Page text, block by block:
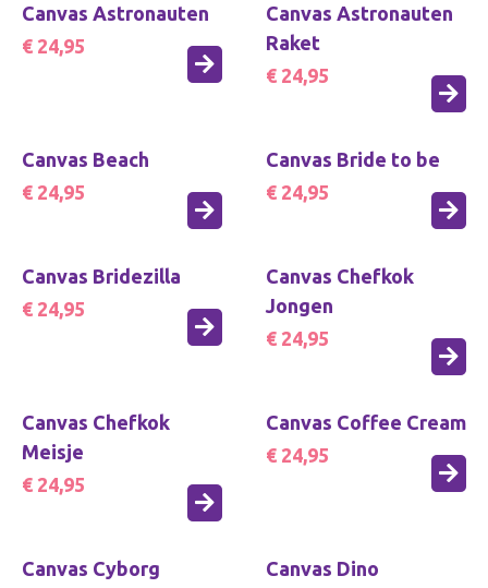
Canvas Astronauten
€ 24,95
Canvas Astronauten
Raket
€ 24,95
Canvas Beach
€ 24,95
Canvas Bride to be
€ 24,95
Canvas Bridezilla
€ 24,95
Canvas Chefkok
Jongen
€ 24,95
Canvas Chefkok
Meisje
€ 24,95
Canvas Coffee Cream
€ 24,95
Canvas Cyborg
Canvas Dino